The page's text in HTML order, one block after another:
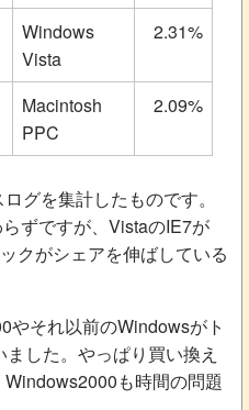
Windows
Vista
2.31%
Macintosh
PPC
2.09%
グを集計したものです。
ずですが、VistaのIE7が
クがシェアを伸ばしている
やそれ以前のWindowsがト
した。やっぱり買い換え
も時間の問題